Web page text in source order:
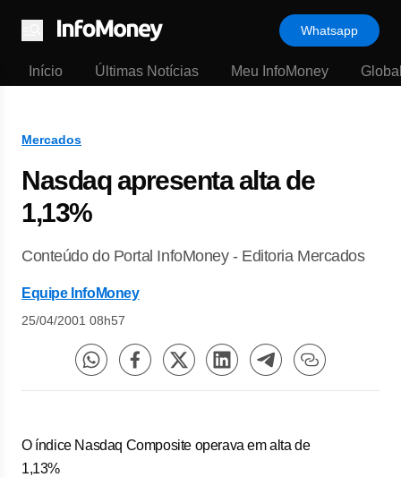
Menu
Whatsapp
Início Últimas Notícias Meu InfoMoney
Mercados
Nasdaq apresenta alta de
1,13%
Conteúdo do Portal InfoMoney - Editoria Mercados
Equipe InfoMoney
25/04/2001 08h57
O índice Nasdaq Composite operava em alta de
1,13%